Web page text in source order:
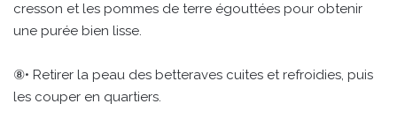
cresson et les pommes de terre égouttées pour obtenir
une purée bien lisse.
⑧• Retirer la peau des betteraves cuites et refroidies, puis
les couper en quartiers.